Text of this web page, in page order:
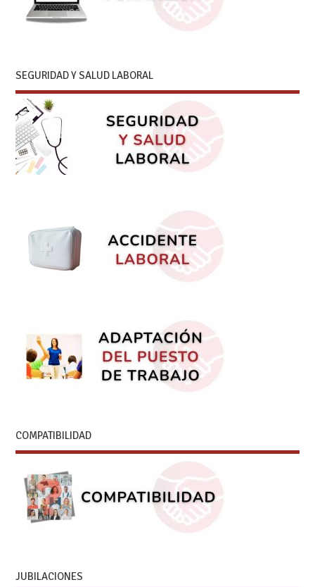
SEGURIDAD Y SALUD LABORAL
COMPATIBILIDAD
JUBILACIONES